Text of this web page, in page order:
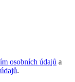
osobních údajů a
.